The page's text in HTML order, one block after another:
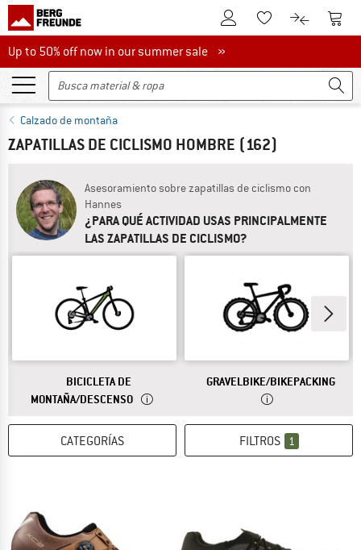
A la cuenta de cliente
A la lista de
A la A la
Up to 50% off now in our summer sale
Up to 50% off now in our summer sale »
Calzado de montaña
ZAPATILLAS DE CICLISMO HOMBRE (162)
Asesoramiento sobre zapatillas de ciclismo con
Hannes
¿PARA QUÉ ACTIVIDAD USAS PRINCIPALMENTE
LAS ZAPATILLAS DE CICLISMO?
RESPUESTA
BICICLETA DE
MONTAÑA/DESCENSO LAS ZAPATILLAS DE CICLISMO DE MONTAÑA
RESPUESTA
GRAVELBIKE/BIKEPACKINGLAS
CATEGORÍAS FILTROS 1